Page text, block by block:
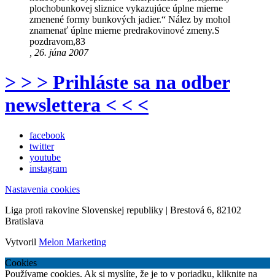
plochobunkovej sliznice vykazujúce úplne mierne
zmenené formy bunkových jadier.“ Nález by mohol
znamenať úplne mierne predrakovinové zmeny.S
pozdravom,83
, 26. júna 2007
> > > Prihláste sa na odber
newslettera < < <
facebook
twitter
youtube
instagram
Nastavenia cookies
Liga proti rakovine Slovenskej republiky | Brestová 6, 82102
Bratislava
Vytvoril Melon Marketing
Cookies
Používame cookies. Ak si myslíte, že je to v poriadku, kliknite na